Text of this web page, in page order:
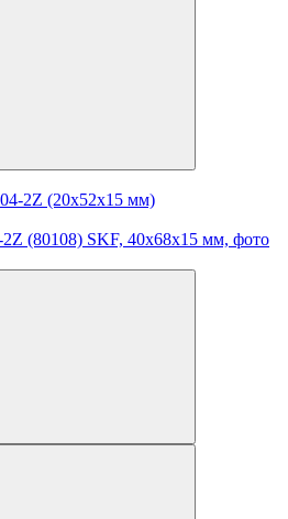
2Z (20x52x15 мм)